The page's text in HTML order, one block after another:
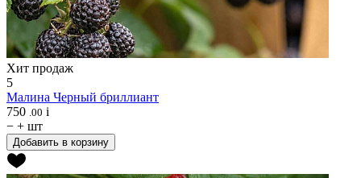
Хит продаж
5
Малина Черный бриллиант
750 .00 i
− + шт
Добавить в корзину